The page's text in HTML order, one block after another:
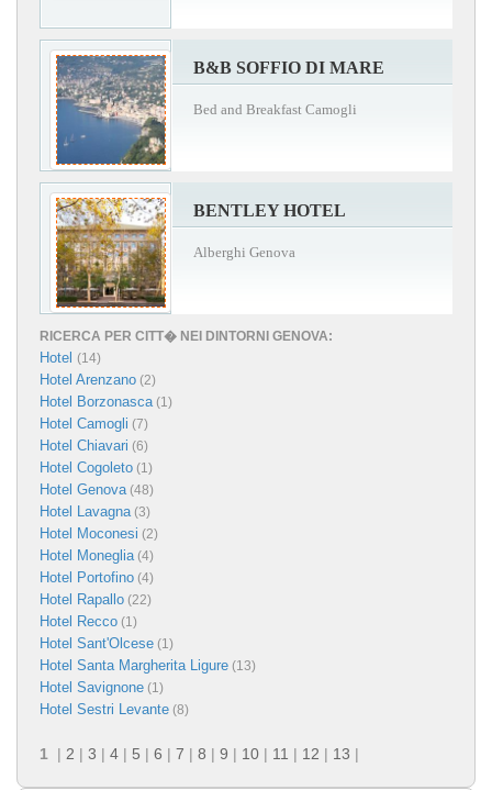
B&B SOFFIO DI MARE
Bed and Breakfast Camogli
BENTLEY HOTEL
Alberghi Genova
RICERCA PER CITT� NEI DINTORNI GENOVA:
Hotel (14)
Hotel Arenzano (2)
Hotel Borzonasca(1)
Hotel Camogli (7)
Hotel Chiavari (6)
Hotel Cogoleto (1)
Hotel Genova(48)
Hotel Lavagna(3)
Hotel Moconesi (2)
Hotel Moneglia(4)
Hotel Portofino (4)
Hotel Rapallo (22)
Hotel Recco (1)
Hotel Sant'Olcese (1)
Hotel Santa Margherita Ligure (13)
Hotel Savignone (1)
Hotel Sestri Levante (8)
1 | 2 | 3 | 4 | 5 | 6 | 7 | 8 | 9 | 10 | 11 | 12 | 13 |